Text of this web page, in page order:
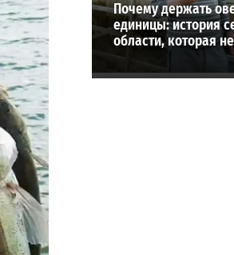
Почему держать
единицы: история
области, которая